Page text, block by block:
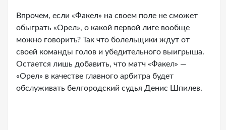
Впрочем, если «Факел» на своем поле не сможет
обыграть «Орел», о какой первой лиге вообще
можно говорить? Так что болельщики ждут от
своей команды голов и убедительного выигрыша.
Остается лишь добавить, что матч «Факел» —
«Орел» в качестве главного арбитра будет
обслуживать белгородский судья Денис Шпилев.